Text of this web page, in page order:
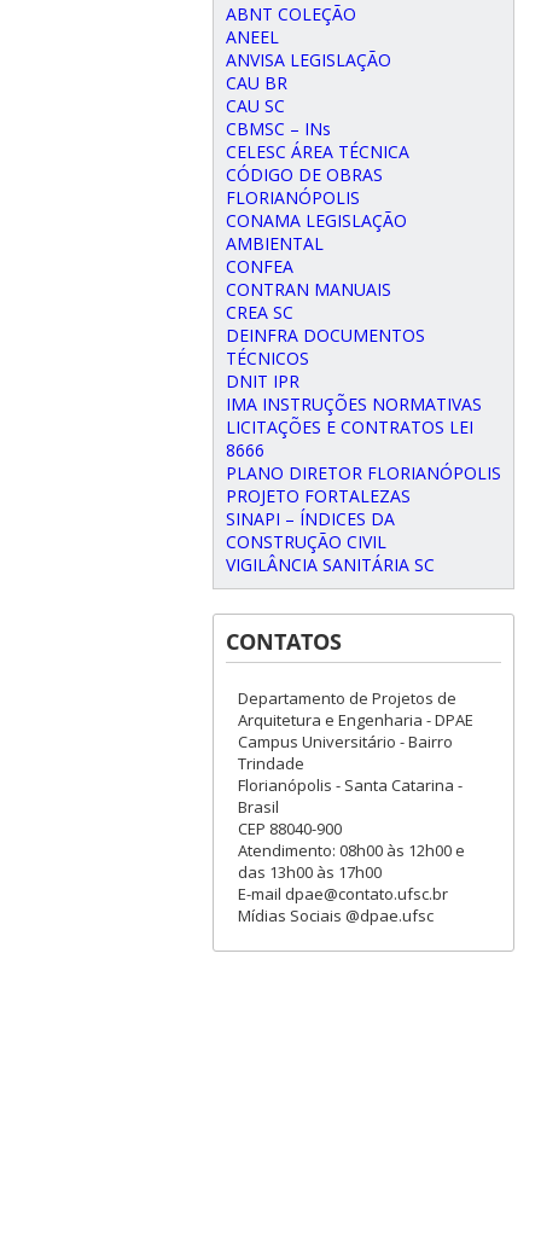
ABNT COLEÇÃO
ANEEL
ANVISA LEGISLAÇÃO
CAU BR
CAU SC
CBMSC – INs
CELESC ÁREA TÉCNICA
CÓDIGO DE OBRAS
FLORIANÓPOLIS
CONAMA LEGISLAÇÃO
AMBIENTAL
CONFEA
CONTRAN MANUAIS
CREA SC
DEINFRA DOCUMENTOS
TÉCNICOS
DNIT IPR
IMA INSTRUÇÕES NORMATIVAS
LICITAÇÕES E CONTRATOS LEI
8666
PLANO DIRETOR FLORIANÓPOLIS
PROJETO FORTALEZAS
SINAPI – ÍNDICES DA
CONSTRUÇÃO CIVIL
VIGILÂNCIA SANITÁRIA SC
CONTATOS
Departamento de Projetos de
Arquitetura e Engenharia - DPAE
Campus Universitário - Bairro
Trindade
Florianópolis - Santa Catarina -
Brasil
CEP 88040-900
Atendimento: 08h00 às 12h00 e
das 13h00 às 17h00
E-mail dpae@contato.ufsc.br
Mídias Sociais @dpae.ufsc